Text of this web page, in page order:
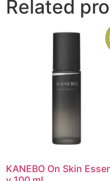
Related
KANEBO On Skin